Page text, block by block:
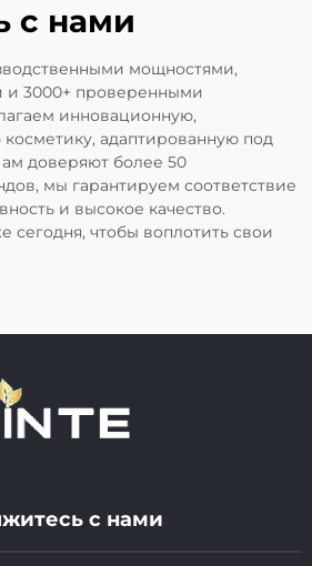
с нами
мощностями,
и 3000+ проверенными
инновационную,
адаптированную под
доверяют более 50
мы гарантируем соответствие
и высокое качество.
сегодня, чтобы воплотить свои
с нами